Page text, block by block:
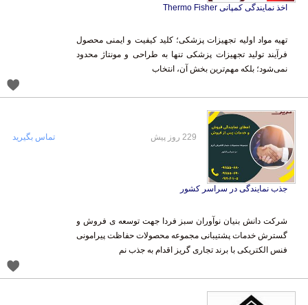
اخذ نمایندگی کمپانی Thermo Fisher
تهیه مواد اولیه تجهیزات پزشکی؛ کلید کیفیت و ایمنی محصول
فرآیند تولید تجهیزات پزشکی تنها به طراحی و مونتاژ محدود
نمی‌شود؛ بلکه مهم‌ترین بخش آن، انتخاب
جذب نمایندگی در سراسر کشور
شرکت دانش بنیان نوآوران سبز فردا جهت توسعه ی فروش و
گسترش خدمات پشتیبانی مجموعه محصولات حفاظت پیرامونی
فنس الکتریکی با برند تجاری گریز اقدام به جذب نم
229 روز پیش تماس بگیرید